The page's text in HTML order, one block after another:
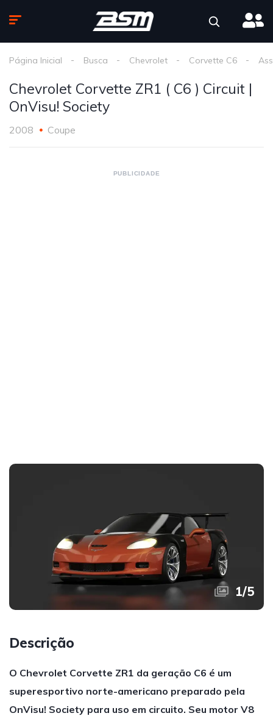
Página Inicial Busca Chevrolet Corvette C6
Chevrolet Corvette ZR1 ( C6 ) Circuit |
OnVisu! Society
2008 Coupe
PUBLICIDADE
1/5
Descrição
O Chevrolet Corvette ZR1 da geração C6 é um
superesportivo norte-americano preparado pela
OnVisu! Society para uso em circuito. Seu motor V8